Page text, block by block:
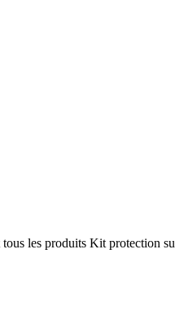
les produits Kit protection